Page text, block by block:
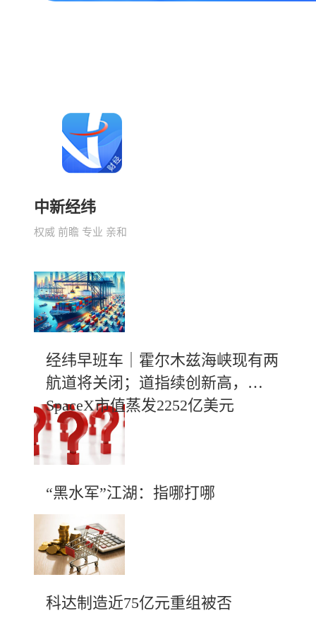
中新经纬
权威 前瞻 专业 亲和
经纬早班车｜霍尔木兹海峡现有两
航道将关闭；道指续创新高，
SpaceX市值蒸发2252亿美元
“黑水军”江湖：指哪打哪
科达制造近75亿元重组被否